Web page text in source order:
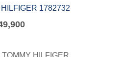
1782732